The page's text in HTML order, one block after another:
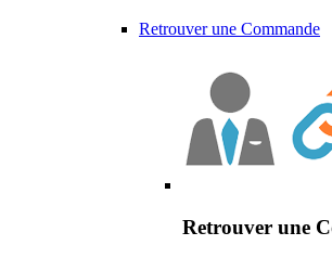
Retrouver une Commande
Retrouver une